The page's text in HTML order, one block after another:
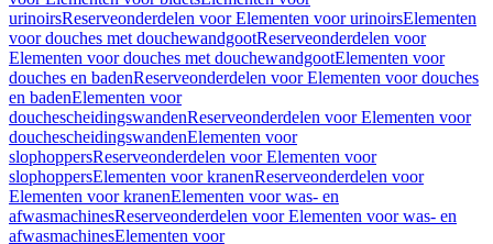
urinoirsReserveonderdelen voor Elementen voor urinoirsElementen
voor douches met douchewandgootReserveonderdelen voor
Elementen voor douches met douchewandgootElementen voor
douches en badenReserveonderdelen voor Elementen voor douches
en badenElementen voor
douchescheidingswandenReserveonderdelen voor Elementen voor
douchescheidingswandenElementen voor
slophoppersReserveonderdelen voor Elementen voor
slophoppersElementen voor kranenReserveonderdelen voor
Elementen voor kranenElementen voor was- en
afwasmachinesReserveonderdelen voor Elementen voor was- en
afwasmachinesElementen voor